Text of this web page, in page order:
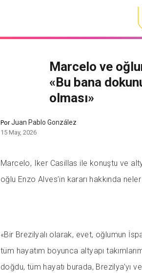
Marcelo ve
«Bu bana
olması»
PorJuan Pablo González
15 May, 2026
Marcelo, Iker Casillas ile konuştu ve
oğlu Enzo Alves’in kararı hakkında
«Bir Brezilyalı olarak, evet, oğlumun
tüm hayatım boyunca altyapı
doğdu, tüm hayatı burada, Brezilya’yı